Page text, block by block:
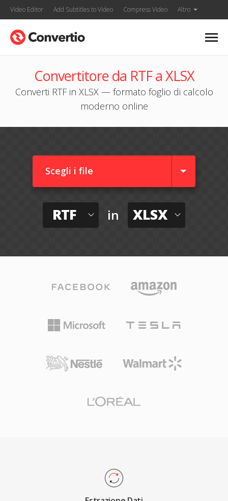
Video Editor Add Subtitles to Video Compress Video Altro
Convertitore da RTF a XLSX
Converti RTF in XLSX — formato foglio di calcolo
moderno online
Scegli i file
RTF in XLSX